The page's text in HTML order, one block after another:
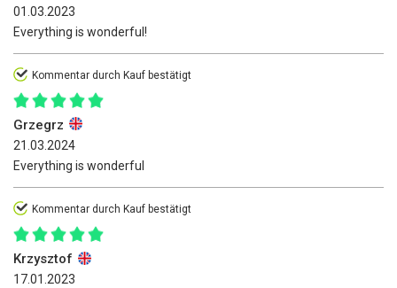
01.03.2023
Everything is wonderful!
Kommentar durch Kauf bestätigt
Grzegrz
21.03.2024
Everything is wonderful
Kommentar durch Kauf bestätigt
Krzysztof
17.01.2023